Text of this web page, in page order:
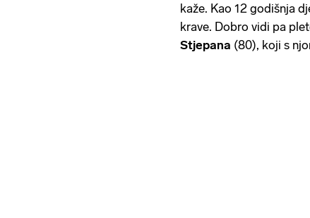
kaže. Kao 12 godišnja
krave. Dobro vidi pa
Stjepana (80), koji s